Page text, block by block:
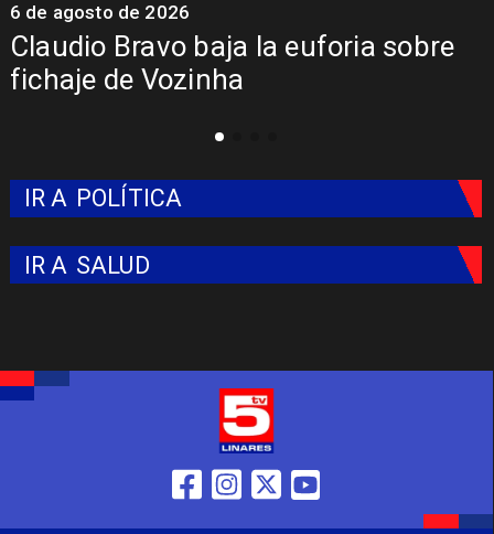
Claudio Bravo baja la euforia sobre
fichaje de Vozinha
6 de agosto de 2026
IR A POLÍTICA
IR A SALUD